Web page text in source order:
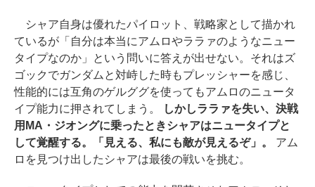
シャア自身は優れたパイロット、戦略家として描かれ
ているが「自分は本当にアムロやララァのようなニュー
タイプなのか」という問いに答えが出せない。それはズ
ゴックでガンダムと対峙した時もプレッシャーを感じ、
性能的には互角のゲルググを使ってもアムロのニュータ
イプ能力に押されてしまう。
しかしララァを失い、決戦
用MA・ジオングに乗ったときシャアはニュータイプと
して覚醒する。「見える、私にも敵が見えるぞ」。 アム
ロを見つけ出したシャアは最後の戦いを挑む。